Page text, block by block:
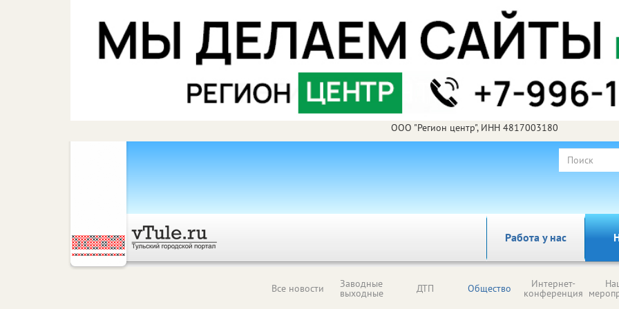
ООО "Регион центр", ИНН 4817003180
Работа у нас
Все новости Заводные
выходные ДТП Общество Интернет-
конференция